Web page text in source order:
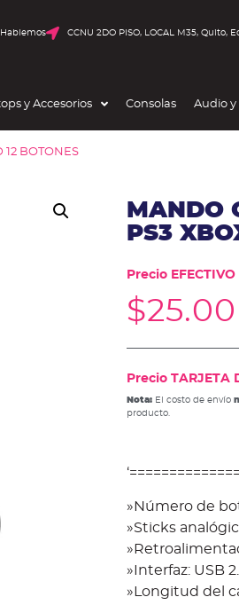
Hablemos CCNU 2DO PISO, LOCAL M35, Quito,
y Accesorios Consolas Audio y
12 BOTONES
MANDO
PS3
Precio
$25.00
Precio TARJETA
Nota:El costo de envío
producto.
»Número de
»Sticks
»Interfaz: USB
»Longitud del